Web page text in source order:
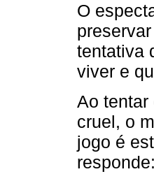
O
tentativa
viver e
Ao
cruel, o
jogo é
responde: